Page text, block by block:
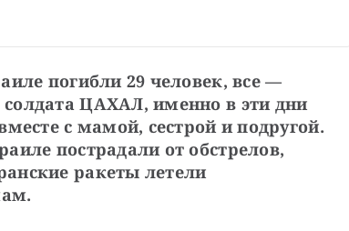
погибли 29 человек, все —
ЦАХАЛ, именно в эти дни
с мамой, сестрой и подругой.
пострадали от обстрелов,
ракеты летели